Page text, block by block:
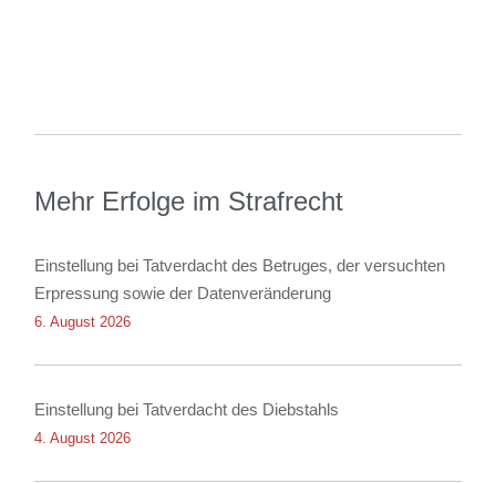
Mehr Erfolge im Strafrecht
Einstellung bei Tatverdacht des Betruges, der versuchten
Erpressung sowie der Datenveränderung
6. August 2026
Einstellung bei Tatverdacht des Diebstahls
4. August 2026